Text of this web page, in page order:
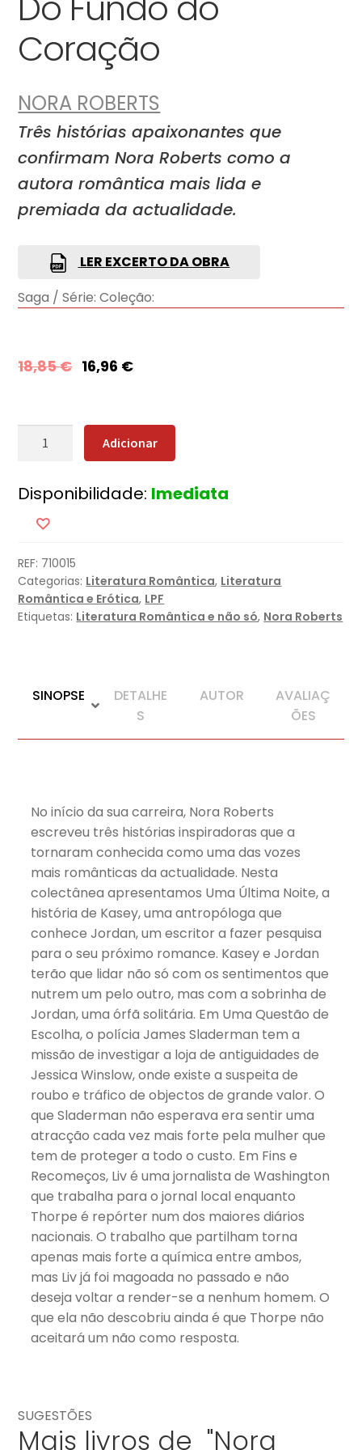
Coração
NORA ROBERTS
Três histórias apaixonantes que
confirmam Nora Roberts como a
autora romântica mais lida e
premiada da actualidade.
LER EXCERTO DA OBRA
Saga / Série: Coleção:
18,85€ 16,96 €
Quantidade
Fundo
Coração
Adicionar
Disponibilidade: Imediata
REF: 710015
Categorias: Literatura Romântica, Literatura
Romântica e Erótica, LPF
Etiquetas: Literatura Romântica e não só, Nora Roberts
SINOPSE
DETALHE
S
AUTOR
AVALIAÇ
ÕES
No início da sua carreira, Nora Roberts
escreveu três histórias inspiradoras que a
tornaram conhecida como uma das vozes
mais românticas da actualidade. Nesta
colectânea apresentamos Uma Última Noite, a
história de Kasey, uma antropóloga que
conhece Jordan, um escritor a fazer pesquisa
para o seu próximo romance. Kasey e Jordan
terão que lidar não só com os sentimentos que
nutrem um pelo outro, mas com a sobrinha de
Jordan, uma órfã solitária. Em Uma Questão de
Escolha, o polícia James Sladerman tem a
missão de investigar a loja de antiguidades de
Jessica Winslow, onde existe a suspeita de
roubo e tráfico de objectos de grande valor. O
que Sladerman não esperava era sentir uma
atracção cada vez mais forte pela mulher que
tem de proteger a todo o custo. Em Fins e
Recomeços, Liv é uma jornalista de Washington
que trabalha para o jornal local enquanto
Thorpe é repórter num dos maiores diários
nacionais. O trabalho que partilham torna
apenas mais forte a química entre ambos,
mas Liv já foi magoada no passado e não
deseja voltar a render-se a nenhum homem. O
que ela não descobriu ainda é que Thorpe não
aceitará um não como resposta.
SUGESTÕES
Mais livros de "Nora